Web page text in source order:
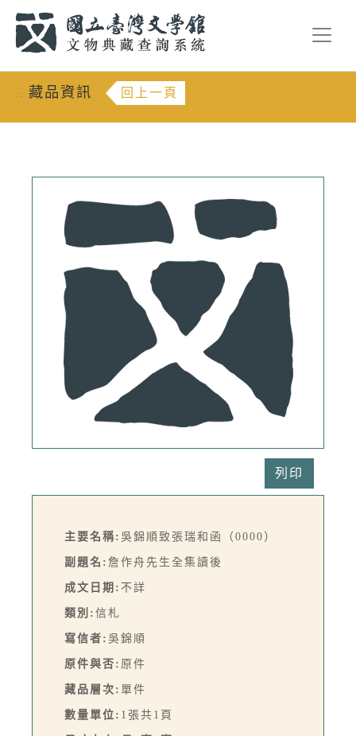
::: 藏品資訊 回上一頁
列印
主要名稱: 吳錦順致張瑞和函（0000）
副題名: 詹作舟先生全集讀後
成文日期: 不詳
類別: 信札
寫信者: 吳錦順
原件與否: 原件
藏品層次: 單件
數量單位: 1張共1頁